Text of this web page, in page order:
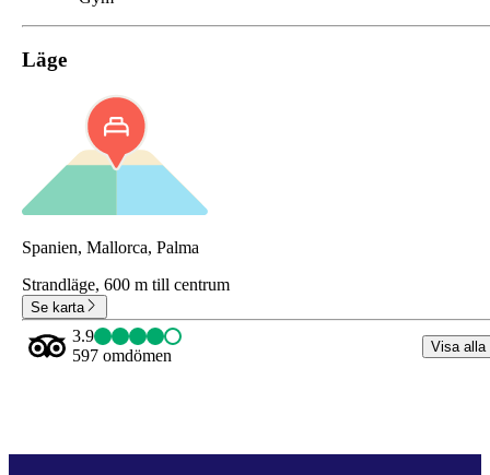
Läge
Spanien, Mallorca, Palma
Strandläge, 600 m till centrum
Se karta
3.9
597 omdömen
Visa alla